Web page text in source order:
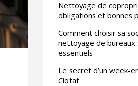
Nettoyage de
obligations et bonnes
Comment choisir sa
nettoyage de bureaux
essentiels
Le secret d’un week-
Ciotat